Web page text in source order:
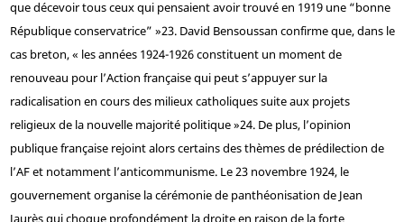
que décevoir tous ceux qui pensaient avoir trouvé en 1919 une “bonne
République conservatrice” »23. David Bensoussan confirme que, dans le
cas breton, « les années 1924-1926 constituent un moment de
renouveau pour l’Action française qui peut s’appuyer sur la
radicalisation en cours des milieux catholiques suite aux projets
religieux de la nouvelle majorité politique »24. De plus, l’opinion
publique française rejoint alors certains des thèmes de prédilection de
l’AF et notamment l’anticommunisme. Le 23 novembre 1924, le
gouvernement organise la cérémonie de panthéonisation de Jean
Jaurès qui choque profondément la droite en raison de la forte